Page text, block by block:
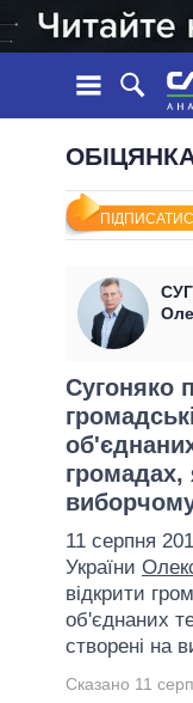
СТРІЧКА
ПОДІЇ
СТАТТІ
ДУМКИ
ОГЛЯДИ
УСІ
ПРЕЗИДЕНТ
ВЕРХОВНА
КАБІНЕТ
ГОЛОВИ
МЕРИ МІСТ
ВСІ
Сугоняко
громадах,
11 серпня
України
відкрити
об'єднаних
створені на
Сказано 11